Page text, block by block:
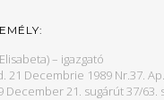
– igazgató
21 Decembrie 1989 Nr.37.
December 21. sugárút 37/63.